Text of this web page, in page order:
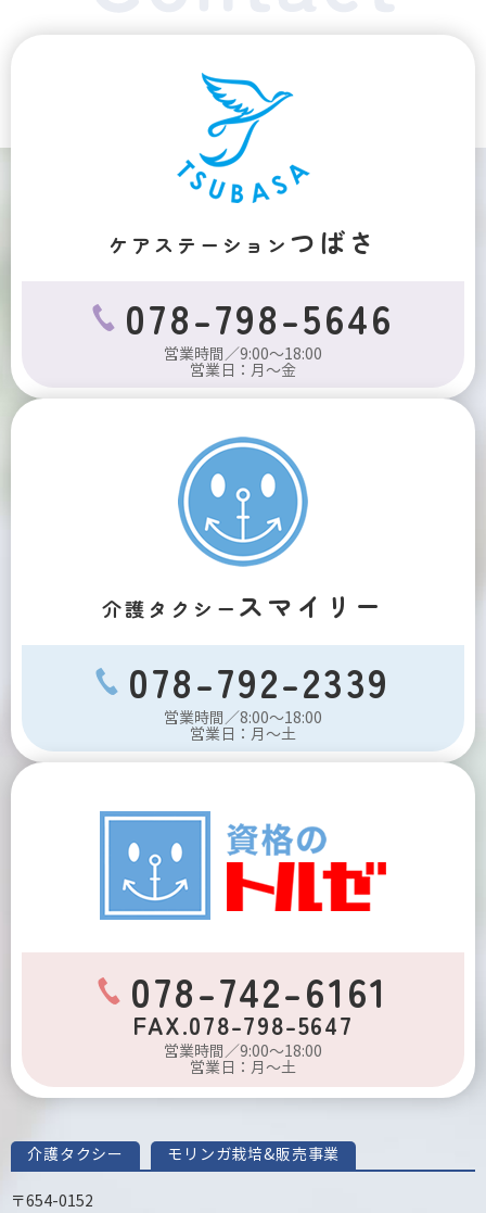
ケアステーション つばさ
078-798-5646
営業時間／9:00～18:00
営業日：月～金
介護タクシー スマイリー
078-792-2339
営業時間／8:00～18:00
営業日：月～土
078-742-6161
FAX.078-798-5647
営業時間／9:00～18:00
営業日：月～土
介護タクシー モリンガ栽培&販売事業
〒654-0152